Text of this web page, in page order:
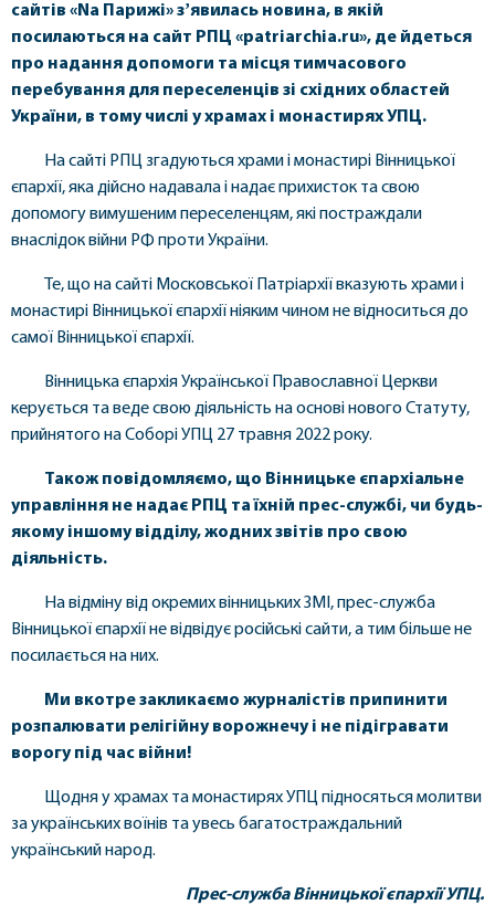
сайтів «Na Парижі» зʼявилась новина, в якій
посилаються на сайт РПЦ «patriarchia.ru», де йдеться
про надання допомоги та місця тимчасового
перебування для переселенців зі східних областей
України, в тому числі у храмах і монастирях УПЦ.
На сайті РПЦ згадуються храми і монастирі Вінницької
єпархії, яка дійсно надавала і надає прихисток та свою
допомогу вимушеним переселенцям, які постраждали
внаслідок війни РФ проти України.
Те, що на сайті Московської Патріархії вказують храми і
монастирі Вінницької єпархії ніяким чином не відноситься до
самої Вінницької єпархії.
Вінницька єпархія Української Православної Церкви
керується та веде свою діяльність на основі нового Статуту,
прийнятого на Соборі УПЦ 27 травня 2022 року.
Також повідомляємо, що Вінницьке єпархіальне
управління не надає РПЦ та їхній прес-службі, чи будь-
якому іншому відділу, жодних звітів про свою
діяльність.
На відміну від окремих вінницьких ЗМІ, прес-служба
Вінницької єпархії не відвідує російські сайти, а тим більше не
посилається на них.
Ми вкотре закликаємо журналістів припинити
розпалювати релігійну ворожнечу і не підігравати
ворогу під час війни!
Щодня у храмах та монастирях УПЦ підносяться молитви
за українських воїнів та увесь багатостраждальний
український народ.
Прес-служба Вінницької єпархії УПЦ.